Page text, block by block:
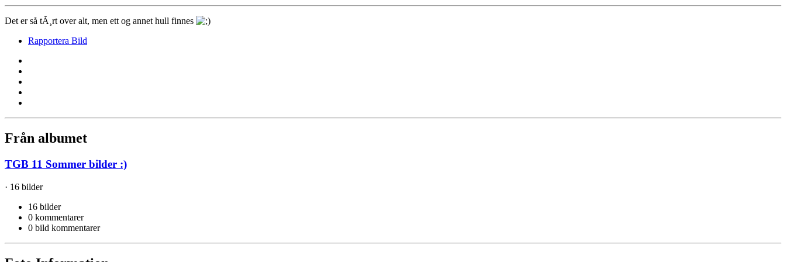
Det er så tÃ¸rt over alt, men ett og annet hull finnes
Rapportera Bild
Från albumet
TGB 11 Sommer bilder :)
· 16 bilder
16 bilder
0 kommentarer
0 bild kommentarer